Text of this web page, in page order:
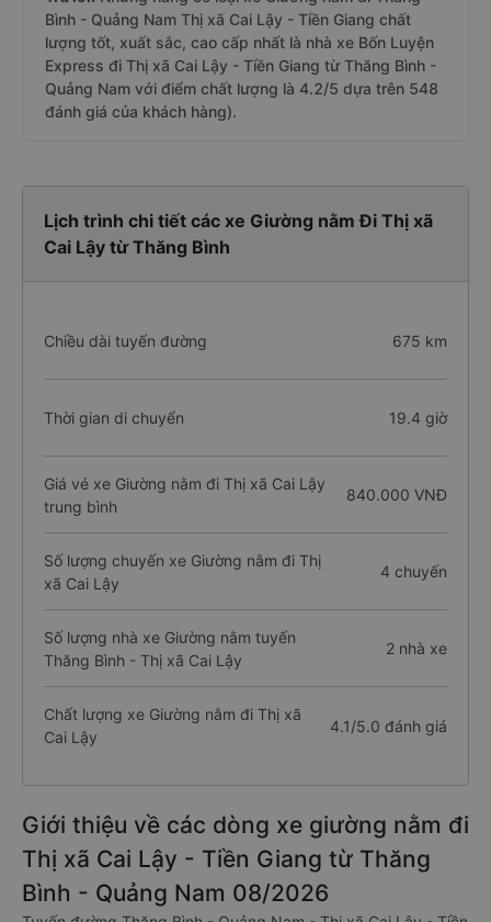
Bình - Quảng Nam Thị xã Cai Lậy - Tiền Giang chất
lượng tốt, xuất sắc, cao cấp nhất là nhà xe Bốn Luyện
Express đi Thị xã Cai Lậy - Tiền Giang từ Thăng Bình -
Quảng Nam với điểm chất lượng là 4.2/5 dựa trên 548
đánh giá của khách hàng).
Lịch trình chi tiết các xe Giường nằm Đi Thị xã
Cai Lậy từ Thăng Bình
Chiều dài tuyến đường 675 km
Thời gian di chuyển 19.4 giờ
Giá vé xe Giường nằm đi Thị xã Cai Lậy
trung bình
840.000 VNĐ
Số lượng chuyến xe Giường nằm đi Thị
xã Cai Lậy
4 chuyến
Số lượng nhà xe Giường nằm tuyến
Thăng Bình - Thị xã Cai Lậy
2 nhà xe
Chất lượng xe Giường nằm đi Thị xã
Cai Lậy
4.1/5.0 đánh giá
Giới thiệu về các dòng xe giường nằm đi
Thị xã Cai Lậy - Tiền Giang từ Thăng
Bình - Quảng Nam 08/2026